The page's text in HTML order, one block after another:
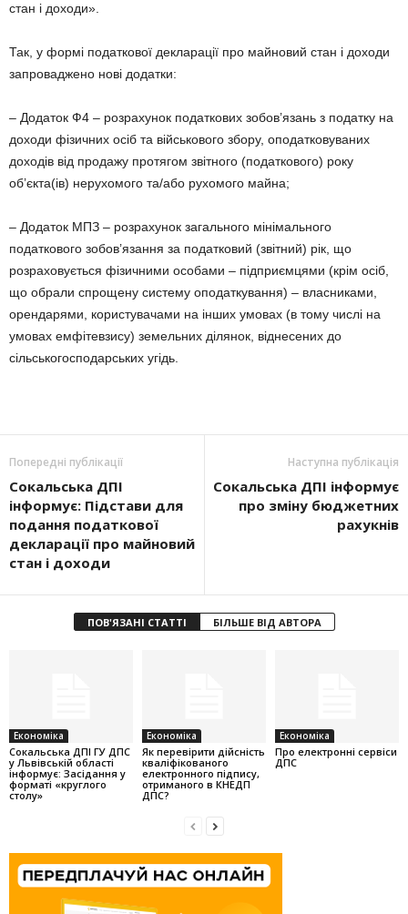
стан і доходи».
Так, у формі податкової декларації про майновий стан і доходи
запроваджено нові додатки:
– Додаток Ф4 – розрахунок податкових зобов’язань з податку на
доходи фізичних осіб та військового збору, оподатковуваних
доходів від продажу протягом звітного (податкового) року
об’єкта(ів) нерухомого та/або рухомого майна;
– Додаток МПЗ – розрахунок загального мінімального
податкового зобов’язання за податковий (звітний) рік, що
розраховується фізичними особами – підприємцями (крім осіб,
що обрали спрощену систему оподаткування) – власниками,
орендарями, користувачами на інших умовах (в тому числі на
умовах емфітевзису) земельних ділянок, віднесених до
сільськогосподарських угідь.
Попередні публікації
Сокальська ДПІ
інформує: Підстави для
подання податкової
декларації про майновий
стан і доходи
Наступна публікація
Сокальська ДПІ інформує
про зміну бюджетних
рахукнів
ПОВ'ЯЗАНІ СТАТТІ БІЛЬШЕ ВІД АВТОРА
Економіка
Cокальська ДПІ ГУ ДПС
у Львівській області
інформує: Засідання у
форматі «круглого
столу»
Економіка
Як перевірити дійсність
кваліфікованого
електронного підпису,
отриманого в КНЕДП
ДПС?
Економіка
Про електронні сервіси
ДПС